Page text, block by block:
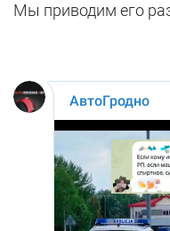
Мы приводим его